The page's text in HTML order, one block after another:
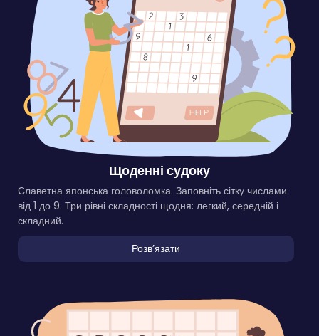
Щоденні судоку
Славетна японська головоломка. Заповніть сітку числами
від 1 до 9. Три рівні складності щодня: легкий, середній і
складний.
Розвʼязати